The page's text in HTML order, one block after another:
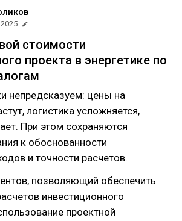
стоимости
проекта в энергетике по
непредсказуем: цены на
логистика усложняется,
При этом сохраняются
к обоснованности
и точности расчетов.
позволяющий обеспечить
инвестиционного
проектной